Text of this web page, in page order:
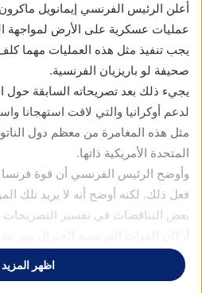
أعلن الرئيس الفرنسي إيمانويل ماكرون
عمليات عسكرية على الأرض لمواجهة
يجب تنفيذ مثل هذه العمليات مهما
صحيفة لو باريزيان الفرنسية.
يجيء ذلك بعد تصريحاته السابقة حول
لدعم أوكرانيا والتي لاقت استهجانا
مثل هذه المغامرة من معظم دول
المتحدة الأمريكية ذاتها.
وأوضح الرئيس الفرنسي أن قوة
فعل ذلك. لكنه أوضح أنه لا يريد تلك
بعض التناقضات في تفسير التصريحات
أركان القوات الفرنسية الجنرال
حول احتمال إرسال قوات برية فرنسية
الأول رسالة سياسية واستراتيجية،
اظهر المزيد